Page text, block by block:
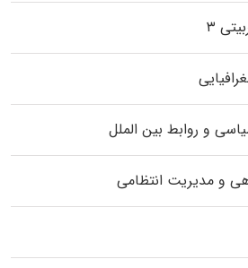
۳
و روابط بین الملل
و مدیریت انتظامی